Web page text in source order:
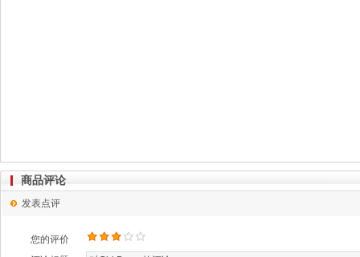
商品评论
发表点评
您的评价